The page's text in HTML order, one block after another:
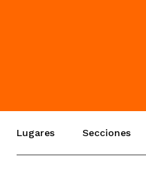
Lugares Secciones